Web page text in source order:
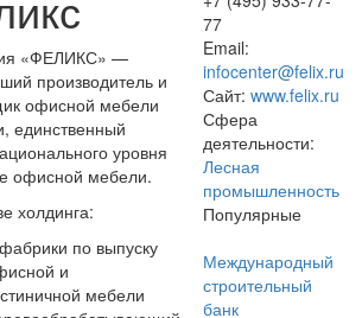
«ФЕЛИКС» —
производитель и
офисной мебели
единственный
уровня
офисной мебели.
холдинга:
по выпуску
и
мебели
77
Email:
infocenter@felix.ru
Сайт: www.felix.ru
Сфера
деятельности:
Лесная
промышленность
Популярные
Международный
строительный
банк